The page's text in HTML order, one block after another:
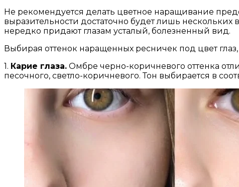
Не рекомендуется делать цветное наращивание
выразительности достаточно будет лишь нескольких
нередко придают глазам усталый, болезненный вид.
Выбирая оттенок наращенных ресничек под цвет
1. Карие глаза. Омбре черно-коричневого оттенка
песочного, светло-коричневого. Тон выбирается в